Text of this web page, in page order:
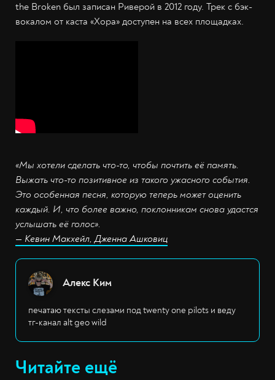
the Broken был записан Риверой в 2012 году. Трек с бэк-
вокалом от каста «Хора» доступен на всех площадках.
«Мы хотели сделать что-то, чтобы почтить её память.
Выжать что-то позитивное из такого ужасного события.
Это особенная песня, которую теперь может оценить
каждый. И, что более важно, поклонникам снова удастся
услышать её голос».
— Кевин Макхейл, Дженна Ашковиц
Алекс Ким
печатаю тексты слезами под twenty one pilots и веду
тг-канал alt geo wild
Читайте ещё